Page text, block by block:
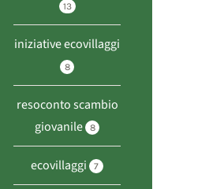
13
iniziative ecovillaggi
8
resoconto scambio
giovanile
8
ecovillaggi 7